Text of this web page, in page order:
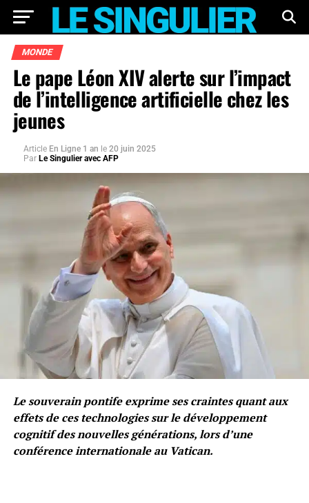
MONDE
Le pape Léon XIV alerte sur l’impact
de l’intelligence artificielle chez les
jeunes
Article En Ligne 1 an le 20 juin 2025
Par Le Singulier avec AFP
Le souverain pontife exprime ses craintes quant aux
effets de ces technologies sur le développement
cognitif des nouvelles générations, lors d’une
conférence internationale au Vatican.